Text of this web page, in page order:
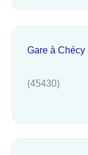
Gare à Chécy
(45430)